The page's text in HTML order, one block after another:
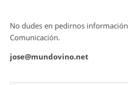
No dudes en pedirnos
Comunicación.
jose@mundovino.net